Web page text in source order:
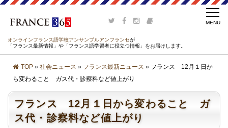
オンラインフランス語学校アンサンブルアンフランセが
「フランス最新情報」や「フランス語学習者に役立つ情報」をお届けします。
TOP » 社会ニュース » フランス最新ニュース » フランス 12月１日か
ら変わること ガス代・診察料など値上がり
フランス 12月１日から変わること ガ
ス代・診察料など値上がり